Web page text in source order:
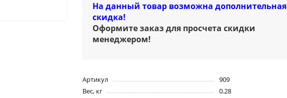
На данный товар возможна дополнительная
скидка!
Оформите заказ для просчета скидки
менеджером!
Артикул
909
Вес, кг
0.28